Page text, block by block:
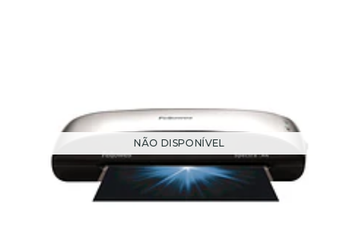
NÃO DISPONÍVEL